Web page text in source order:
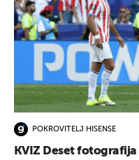
POKROVITELJ HISENSE
KVIZ Deset